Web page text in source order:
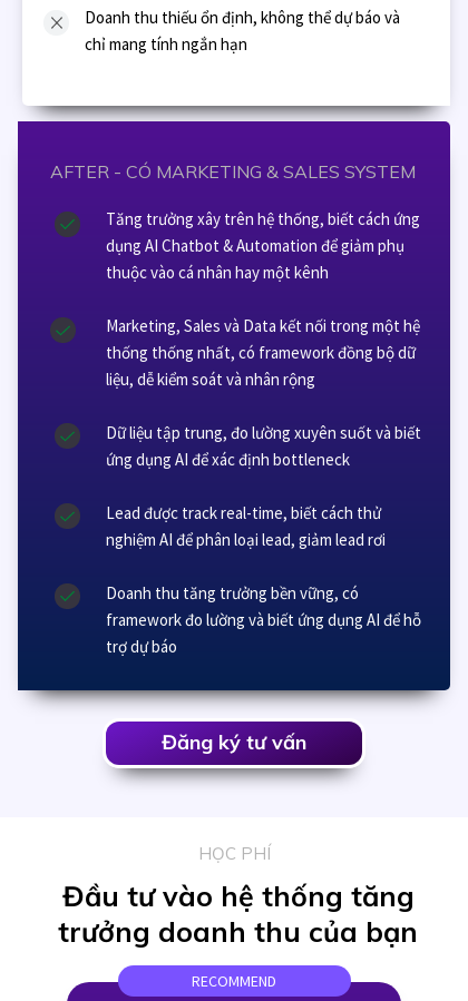
Đăng ký tư vấn
Doanh thu thiếu ổn định, không thể dự báo và
chỉ mang tính ngắn hạn
AFTER - CÓ MARKETING & SALES SYSTEM
Tăng trưởng xây trên hệ thống, biết cách ứng
dụng AI Chatbot & Automation để giảm phụ
thuộc vào cá nhân hay một kênh
Marketing, Sales và Data kết nối trong một hệ
thống thống nhất, có framework đồng bộ dữ
liệu, dễ kiểm soát và nhân rộng
Dữ liệu tập trung, đo lường xuyên suốt và biết
ứng dụng AI để xác định bottleneck
Lead được track real-time, biết cách thử
nghiệm AI để phân loại lead, giảm lead rơi
Doanh thu tăng trưởng bền vững, có
framework đo lường và biết ứng dụng AI để hỗ
trợ dự báo
Đầu tư vào hệ thống tăng
trưởng doanh thu của bạn
HỌC PHÍ
RECOMMEND